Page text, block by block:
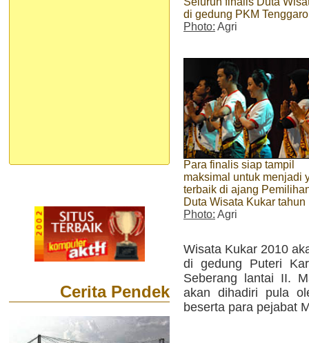
Cerita Pendek
di gedung PKM
Photo: Agri
Para finalis siap tampil
maksimal untuk menjadi
terbaik di ajang
Duta Wisata Kukar tahun
Photo: Agri
Wisata Kukar 2010
di gedung Puteri
Seberang lantai II.
akan dihadiri pula
beserta para pejabat